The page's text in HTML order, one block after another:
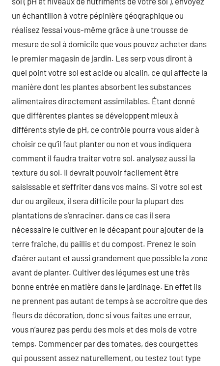
un échantillon à votre pépinière géographique ou
réalisez l’essai vous-même grâce à une trousse de
mesure de sol à domicile que vous pouvez acheter dans
le premier magasin de jardin. Les serp vous diront à
quel point votre sol est acide ou alcalin, ce qui affecte la
manière dont les plantes absorbent les substances
alimentaires directement assimilables. Étant donné
que différentes plantes se développent mieux à
différents style de pH, ce contrôle pourra vous aider à
choisir ce qu’il faut planter ou non et vous indiquera
comment il faudra traiter votre sol. analysez aussi la
texture du sol. Il devrait pouvoir facilement être
saisissable et s’effriter dans vos mains. Si votre sol est
dur ou argileux, il sera difficile pour la plupart des
plantations de s’enraciner. dans ce cas il sera
nécessaire le cultiver en le décapant pour ajouter de la
terre fraîche, du paillis et du compost. Prenez le soin
d’aérer autant et aussi grandement que possible la zone
avant de planter. Cultiver des légumes est une très
bonne entrée en matière dans le jardinage. En effet ils
ne prennent pas autant de temps à se accroitre que des
fleurs de décoration, donc si vous faites une erreur,
vous n’aurez pas perdu des mois et des mois de votre
temps. Commencer par des tomates, des courgettes
qui poussent assez naturellement, ou testez tout type